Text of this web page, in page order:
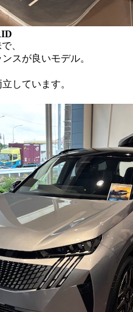
、
スが良いモデル。
しています。